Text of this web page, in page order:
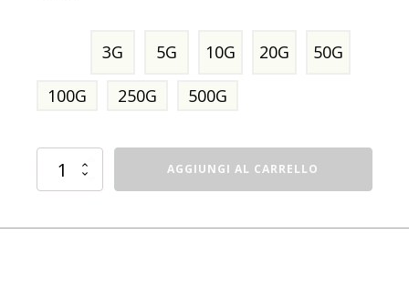
3G 5G 10G 20G
50G
100G
250G 500G
Caramel
Berry
AGGIUNGI AL CARRELLO